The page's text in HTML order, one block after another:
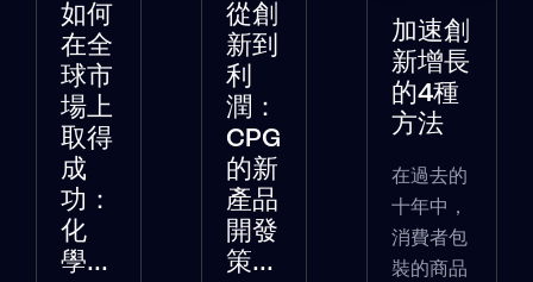
如何
在全
球市
場上
取得
成
功：
化
學...
從創
新到
利
潤：
CPG
的新
產品
開發
策...
加速創
新增長
的4種
方法
在過去的
十年中，
消費者包
裝的商品